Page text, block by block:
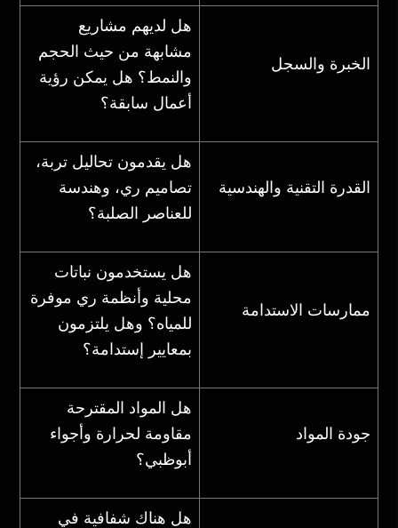
الخبرة والسجل
هل لديهم مشاريع
مشابهة من حيث الحجم
والنمط؟ هل يمكن رؤية
أعمال سابقة؟
القدرة التقنية والهندسية
هل يقدمون تحاليل تربة،
تصاميم ري، وهندسة
للعناصر الصلبة؟
ممارسات الاستدامة
هل يستخدمون نباتات
محلية وأنظمة ري موفرة
للمياه؟ وهل يلتزمون
بمعايير إستدامة؟
جودة المواد
هل المواد المقترحة
مقاومة لحرارة وأجواء
أبوظبي؟
هل هناك شفافية في